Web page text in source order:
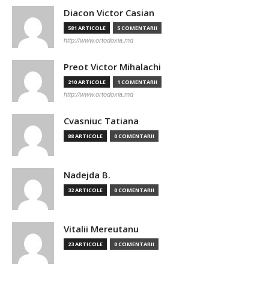
Diacon Victor Casian
581 ARTICOLE 5 COMENTARII
http://www.ortodoxia.md
Preot Victor Mihalachi
210 ARTICOLE 1 COMENTARII
http://www.ortodoxia.md
Cvasniuc Tatiana
88 ARTICOLE 0 COMENTARII
Nadejda B.
32 ARTICOLE 0 COMENTARII
Vitalii Mereutanu
23 ARTICOLE 0 COMENTARII